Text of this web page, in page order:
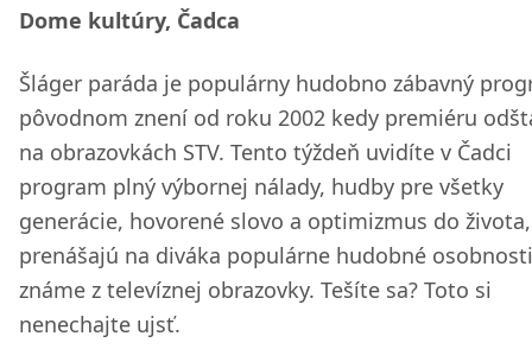
Dome kultúry, Čadca
Šláger paráda je populárny hudobno zábavný
pôvodnom znení od roku 2002 kedy premiéru
na obrazovkách STV. Tento týždeň uvidíte v Čadci
program plný výbornej nálady, hudby pre všetky
generácie, hovorené slovo a optimizmus do
prenášajú na diváka populárne hudobné osobnosti
známe z televíznej obrazovky. Tešíte sa? Toto si
nenechajte ujsť.